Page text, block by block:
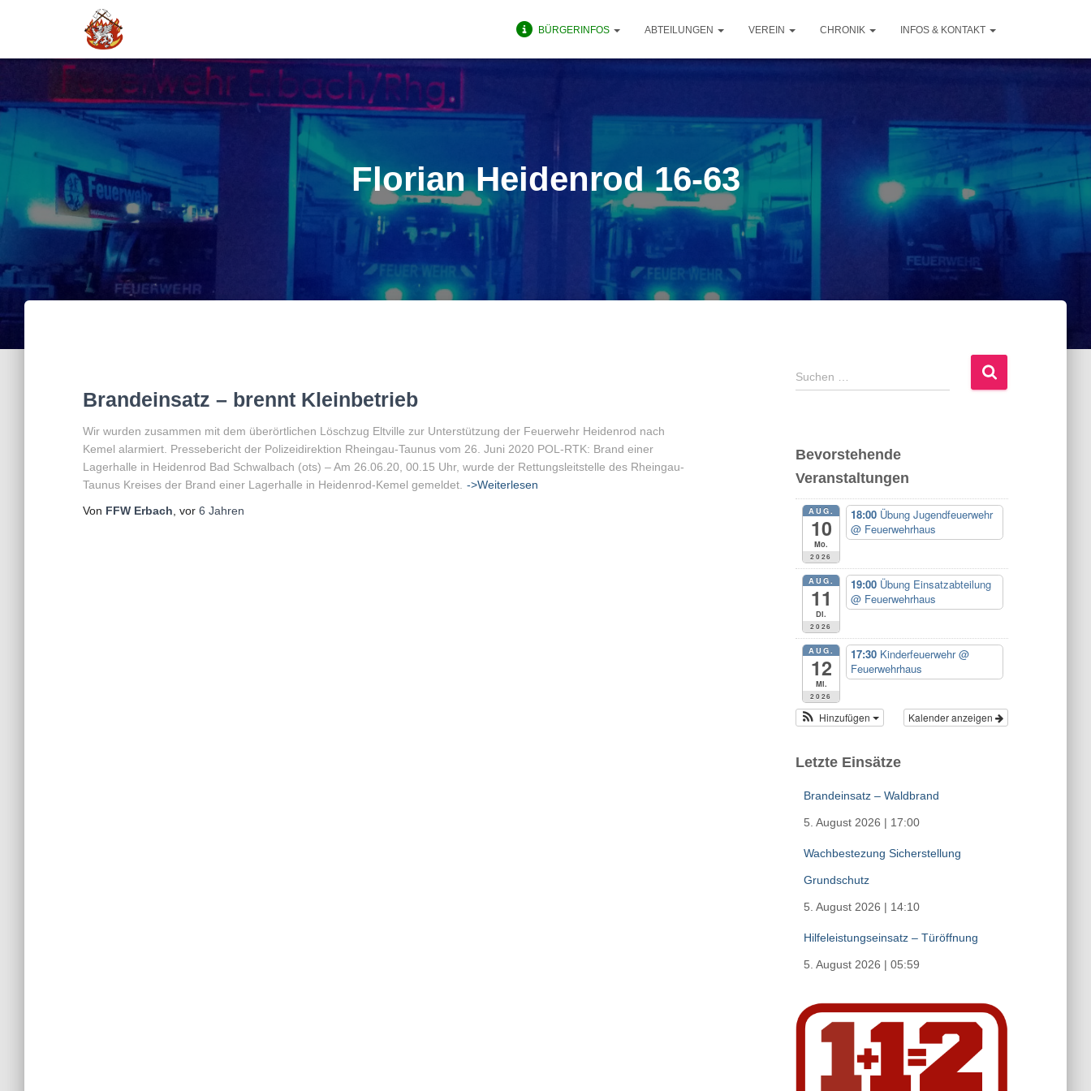
BÜRGERINFOS ABTEILUNGEN VEREIN CHRONIK INFOS & KONTAKT
Florian Heidenrod 16-63
Brandeinsatz – brennt Kleinbetrieb
Wir wurden zusammen mit dem überörtlichen Löschzug Eltville zur Unterstützung der Feuerwehr Heidenrod nach
Kemel alarmiert. Pressebericht der Polizeidirektion Rheingau-Taunus vom 26. Juni 2020 POL-RTK: Brand einer
Lagerhalle in Heidenrod Bad Schwalbach (ots) – Am 26.06.20, 00.15 Uhr, wurde der Rettungsleitstelle des Rheingau-
Taunus Kreises der Brand einer Lagerhalle in Heidenrod-Kemel gemeldet. ->Weiterlesen
Von FFW Erbach , vor 6 Jahren
S
u
n
n
Suchen …
Bevorstehende
Veranstaltungen
AUG.
10
Mo.
2026
18:00 Übung Jugendfeuerwehr
@ Feuerwehrhaus
AUG.
11
Di.
2026
19:00 Übung Einsatzabteilung
@ Feuerwehrhaus
AUG.
12
Mi.
2026
17:30 Kinderfeuerwehr@
Feuerwehrhaus
Kalender anzeigen
Hinzufügen
Letzte Einsätze
Brandeinsatz – Waldbrand
5. August 2026 | 17:00
Wachbestezung Sicherstellung
Grundschutz
5. August 2026 | 14:10
Hilfeleistungseinsatz – Türöffnung
5. August 2026 | 05:59